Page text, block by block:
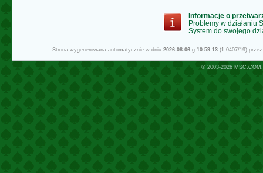
Informacje o
Problemy w działaniu
System do swojego
Strona wygenerowana automatycznie w dniu 2026-08-06g.10:59:13(1.0407/19)
© 2003-2026